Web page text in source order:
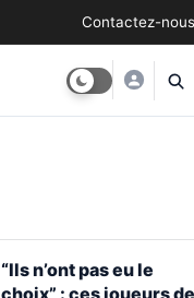
Contactez-nous
“Ils n’ont pas eu le
choix” : ces joueurs de